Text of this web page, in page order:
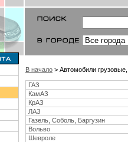
В начало > Автомобили
ГАЗ
КамАЗ
КрАЗ
ЛАЗ
Газель, Соболь, Баргузин
Вольво
Шевроле